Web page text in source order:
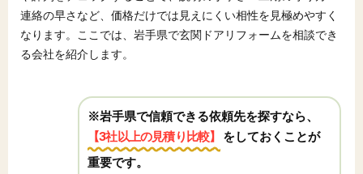
連絡の早さなど、価格だけでは見えにくい相性を見極めやすく
なります。ここでは、岩手県で玄関ドアリフォームを相談でき
る会社を紹介します。
※岩手県で信頼できる依頼先を探すなら、
【3社以上の見積り比較】
をしておくことが
重要です。